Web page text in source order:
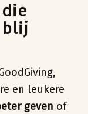
blij
en leukere
geven of